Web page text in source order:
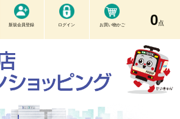
新規会員登録 ログイン お買い物かご 0点